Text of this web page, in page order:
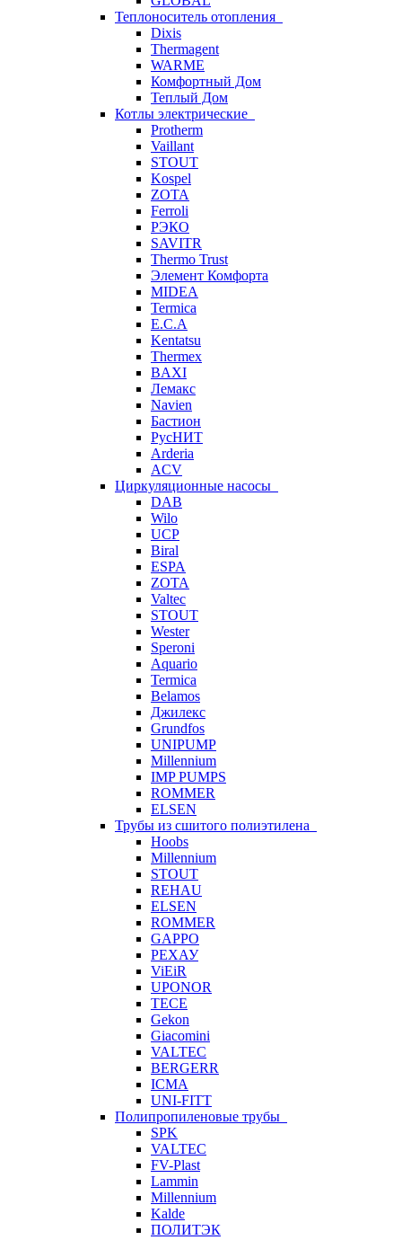
Теплоноситель отопления
Dixis
Thermagent
WARME
Комфортный Дом
Теплый Дом
Котлы электрические
Protherm
Vaillant
STOUT
Kospel
ZOTA
Ferroli
РЭКО
SAVITR
Thermo Trust
Элемент Комфорта
MIDEA
Termica
E.C.A
Kentatsu
Thermex
BAXI
Лемакс
Navien
Бастион
РусНИТ
Arderia
ACV
Циркуляционные насосы
DAB
Wilo
UCP
Biral
ESPA
ZOTA
Valtec
STOUT
Wester
Speroni
Aquario
Termica
Belamos
Джилекс
Grundfos
UNIPUMP
Millennium
IMP PUMPS
ROMMER
ELSEN
Трубы из сшитого полиэтилена
Hoobs
Millennium
STOUT
REHAU
ELSEN
ROMMER
GAPPO
РЕХАУ
ViEiR
UPONOR
TECE
Gekon
Giacomini
VALTEC
BERGERR
ICMA
UNI-FITT
Полипропиленовые трубы
SPK
VALTEC
FV-Plast
Lammin
Millennium
Kalde
ПОЛИТЭК